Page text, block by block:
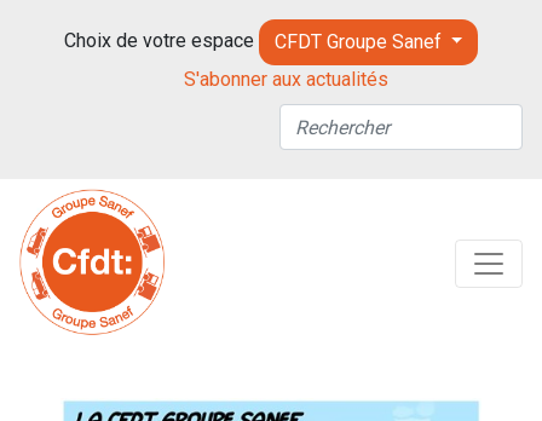
Choix de votre espace
CFDT Groupe Sanef
S'abonner aux actualités